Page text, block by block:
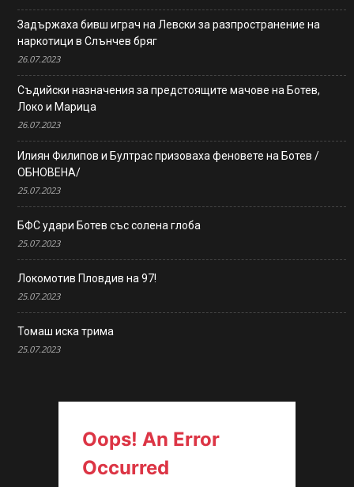
Задържаха бивш играч на Левски за разпространение на
наркотици в Слънчев бряг
26.07.2023
Съдийски назначения за предстоящите мачове на Ботев,
Локо и Марица
26.07.2023
Илиян Филипов и Бултрас призоваха феновете на Ботев /
ОБНОВЕНА/
25.07.2023
БФС удари Ботев със солена глоба
25.07.2023
Локомотив Пловдив на 97!
25.07.2023
Томаш иска трима
25.07.2023